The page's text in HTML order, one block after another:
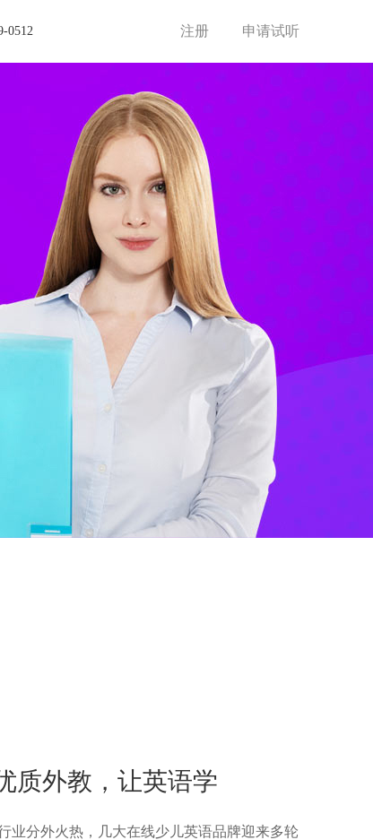
0512 注册 申请试听
质外教，让英语学
业分外火热，几大在线少儿英语品牌迎来多轮